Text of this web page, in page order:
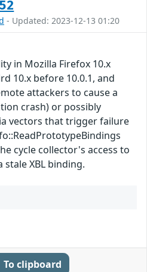
- Updated: 2023-12-13 01:20
in Mozilla Firefox 10.x
10.x before 10.0.1, and
attackers to cause a
crash) or possibly
vectors that trigger failure
cycle collector's access to
XBL binding.
To clipboard